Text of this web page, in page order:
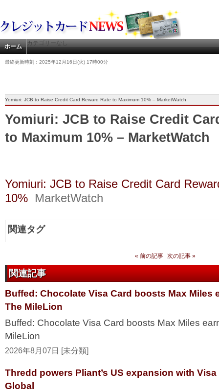
ホーム カテゴリーなし
最終更新時刻：2025年12月16日(火) 17時00分
Yomiuri: JCB to Raise Credit Card Reward Rate to Maximum 10% – MarketWatch
Yomiuri: JCB to Raise Credit
to Maximum 10% – MarketWatch
Yomiuri: JCB to Raise Credit Card
10% MarketWatch
関連タグ
« 前の記事 次の記事 »
関連記事
Buffed: Chocolate Visa Card boosts Max Miles
The MileLion
Buffed: Chocolate Visa Card boosts Max Miles
MileLion
2026年8月07日 [未分類]
Thredd powers Pliant’s US expansion with
Global